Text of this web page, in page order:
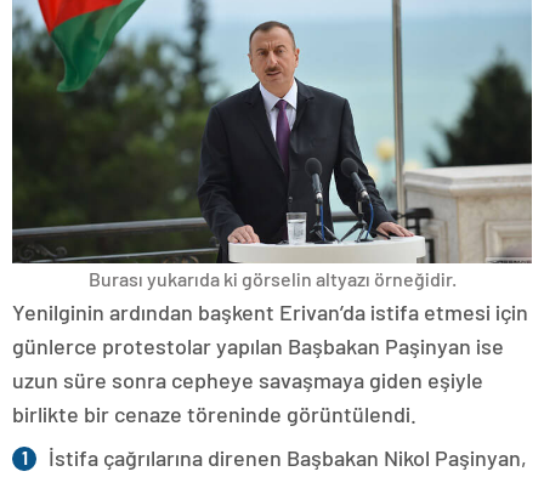
Burası yukarıda ki görselin altyazı örneğidir.
Yenilginin ardından başkent Erivan’da istifa etmesi için
günlerce protestolar yapılan Başbakan Paşinyan ise
uzun süre sonra cepheye savaşmaya giden eşiyle
birlikte bir cenaze töreninde görüntülendi.
İstifa çağrılarına direnen Başbakan Nikol Paşinyan,